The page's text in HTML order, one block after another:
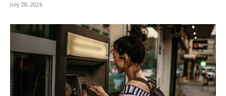
July 28, 2026